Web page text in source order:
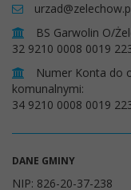
BS Garwolin O/
32 9210 0008 0019
Numer Konta do
komunalnymi:
34 9210 0008 0019
DANE GMINY
NIP: 826-20-37-238